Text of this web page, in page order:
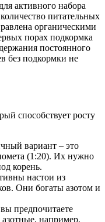
активного набора
питательных
органическими
порах подкормка
постоянного
без подкормки не
способствует росту
вариант – это
(1:20). Их нужно
корень.
настои из
Они богаты азотом и
предпочитаете
например,